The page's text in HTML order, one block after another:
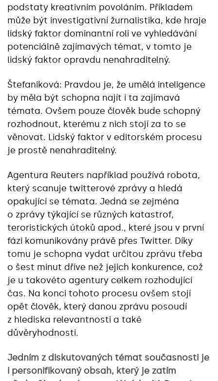
podstaty kreativním povoláním. Příkladem
může být investigativní žurnalistika, kde hraje
lidský faktor dominantní roli ve vyhledávání
potenciálně zajímavých témat, v tomto je
lidský faktor opravdu nenahraditelný.
Štefaniková: Pravdou je, že umělá inteligence
by měla být schopna najít i ta zajímavá
témata. Ovšem pouze člověk bude schopný
rozhodnout, kterému z nich stojí za to se
věnovat. Lidský faktor v editorském procesu
je prostě nenahraditelný.
Agentura Reuters například používá robota,
který scanuje twitterové zprávy a hledá
opakující se témata. Jedná se zejména
o zprávy týkající se různých katastrof,
teroristických útoků apod., které jsou v první
fázi komunikovány právě přes Twitter. Díky
tomu je schopna vydat určitou zprávu třeba
o šest minut dříve než jejich konkurence, což
je u takovéto agentury celkem rozhodující
čas. Na konci tohoto procesu ovšem stojí
opět člověk, který danou zprávu posoudí
z hlediska relevantnosti a také
důvěryhodnosti.
Jedním z diskutovaných témat současnosti je
i personifikovaný obsah, který je zatím